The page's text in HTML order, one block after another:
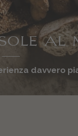
AL
davvero